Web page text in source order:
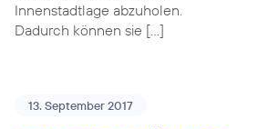
Innenstadtlage abzuholen.
Dadurch können sie […]
13. September 2017